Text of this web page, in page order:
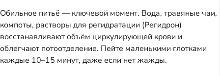
Обильное питьё — ключевой момент. Вода, травяные чаи,
компоты, растворы для регидратации (Регидрон)
восстанавливают объём циркулирующей крови и
облегчают потоотделение. Пейте маленькими глотками
каждые 10–15 минут, даже если нет жажды.